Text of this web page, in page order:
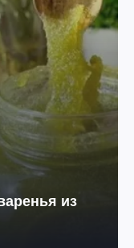
из